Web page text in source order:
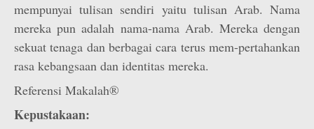
mempunyai tulisan sendiri yaitu tulisan Arab. Nama
mereka pun adalah nama-nama Arab. Mereka dengan
sekuat tenaga dan berbagai cara terus mem-pertahankan
rasa kebangsaan dan identitas mereka.
Referensi Makalah®
Kepustakaan: